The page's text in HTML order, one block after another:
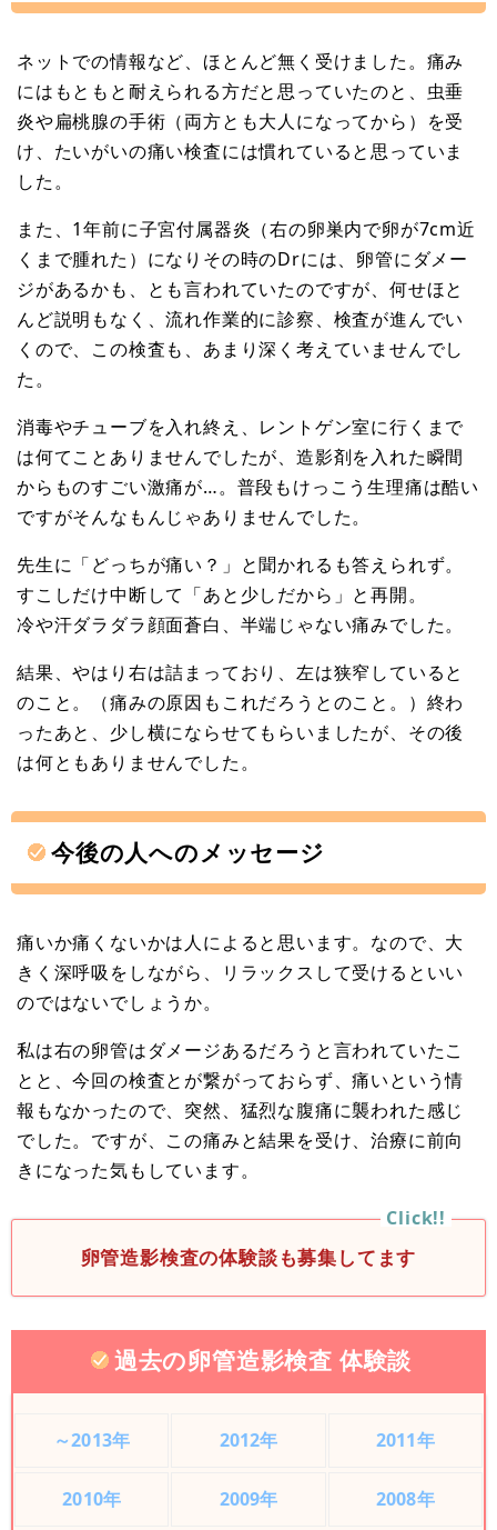
ネットでの情報など、ほとんど無く受けました。痛み
にはもともと耐えられる方だと思っていたのと、虫垂
炎や扁桃腺の手術（両方とも大人になってから）を受
け、たいがいの痛い検査には慣れていると思っていま
した。
また、1年前に子宮付属器炎（右の卵巣内で卵が7cm近
くまで腫れた）になりその時のDrには、卵管にダメー
ジがあるかも、とも言われていたのですが、何せほと
んど説明もなく、流れ作業的に診察、検査が進んでい
くので、この検査も、あまり深く考えていませんでし
た。
消毒やチューブを入れ終え、レントゲン室に行くまで
は何てことありませんでしたが、造影剤を入れた瞬間
からものすごい激痛が…。普段もけっこう生理痛は酷い
ですがそんなもんじゃありませんでした。
先生に「どっちが痛い？」と聞かれるも答えられず。
すこしだけ中断して「あと少しだから」と再開。
冷や汗ダラダラ顔面蒼白、半端じゃない痛みでした。
結果、やはり右は詰まっており、左は狭窄していると
のこと。（痛みの原因もこれだろうとのこと。）終わ
ったあと、少し横にならせてもらいましたが、その後
は何ともありませんでした。
今後の人へのメッセージ
痛いか痛くないかは人によると思います。なので、大
きく深呼吸をしながら、リラックスして受けるといい
のではないでしょうか。
私は右の卵管はダメージあるだろうと言われていたこ
とと、今回の検査とが繋がっておらず、痛いという情
報もなかったので、突然、猛烈な腹痛に襲われた感じ
でした。ですが、この痛みと結果を受け、治療に前向
きになった気もしています。
卵管造影検査の体験談も募集してます
過去の卵管造影検査 体験談
～2013年 2012年 2011年
2010年 2009年 2008年